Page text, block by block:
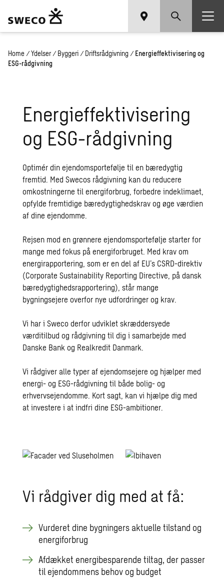
Home / Ydelser / Byggeri / Driftsrådgivning / Energieffektivisering og
ESG-rådgivning
Ener­gi­ef­fek­ti­vi­se­ring
og ESG-rå­d­giv­ning
Optimér din ejendomsportefølje til en bæredygtig
fremtid. Med Swecos rådgivning kan du reducere
omkostningerne til energiforbrug, forbedre indeklimaet,
opfylde fremtidige bæredygtighedskrav og øge værdien
af dine ejendomme.
Rejsen mod en grønnere ejendomsportefølje starter for
mange med fokus på energiforbruget. Med krav om
energirapportering, som er en del af EU’s CSRD-direktiv
(Corporate Sustainability Reporting Directive, på dansk
bæredygtighedsrapportering), står mange
bygningsejere overfor nye udfordringer og krav.
Vi har i Sweco derfor udviklet skræddersyede
værditilbud og rådgivning til dig i samarbejde med
Danske Bank og Realkredit Danmark.
Vi rådgiver alle typer af ejendomsejere og hjælper med
energi- og ESG-rådgivning til både bolig- og
erhvervsejendomme. Kort sagt, kan vi hjælpe dig med
at investere i at indfri dine ESG-ambitioner.
Vi rådgiver dig med at få:
Vurderet dine bygningers aktuelle tilstand og
energiforbrug
Afdækket energibesparende tiltag, der passer
til ejendommens behov og budget